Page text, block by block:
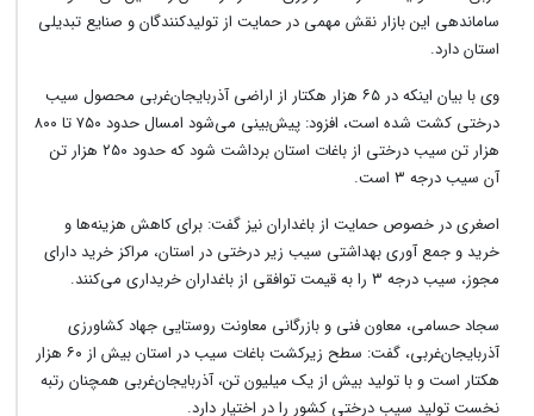
ساماندهی این بازار نقش مهمی در حمایت از تولیدکنندگان و صنایع تبدیلی
استان دارد.
وی با بیان اینکه در ۶۵ هزار هکتار از اراضی آذربایجان‌غربی محصول سیب
درختی کشت شده است، افزود: پیش‌بینی می‌شود امسال حدود ۷۵۰ تا ۸۰۰
هزار تن سیب درختی از باغات استان برداشت شود که حدود ۲۵۰ هزار تن
آن سیب درجه ۳ است.
اصغری در خصوص حمایت از باغداران نیز گفت: برای کاهش هزینه‌ها و
خرید و جمع آوری بهداشتی سیب زیر درختی در استان، مراکز خرید دارای
مجوز، سیب درجه ۳ را به قیمت توافقی از باغداران خریداری می‌کنند.
سجاد حسامی، معاون فنی و بازرگانی معاونت روستایی جهاد کشاورزی
آذربایجان‌غربی، گفت: سطح زیرکشت باغات سیب در استان بیش از ۶۰ هزار
هکتار است و با تولید بیش از یک میلیون تن، آذربایجان‌غربی همچنان رتبه
نخست تولید سیب درختی کشور را در اختیار دارد.